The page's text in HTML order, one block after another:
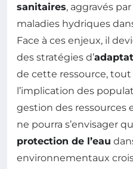
sanitaires, aggravés
maladies hydriques
Face à ces enjeux, il
des stratégies d’
de cette ressource, tout
l’implication des
gestion des ressources
ne pourra s’envisager
protection de l’eau
environnementaux